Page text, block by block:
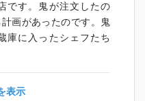
です。鬼が注文したの
画があったのです。鬼
庫に入ったシェフたち
表示